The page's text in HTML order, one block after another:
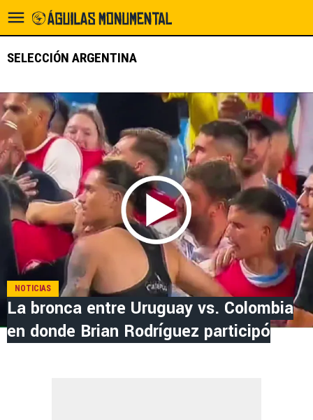
SELECCIÓN ARGENTINA
NOTICIAS
La bronca entre Uruguay vs. Colombia
en donde Brian Rodríguez participó